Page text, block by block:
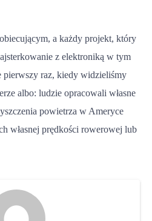
a każdy projekt, który
z elektroniką w tym
pierwszy raz, kiedy widzieliśmy
albo: ludzie opracowali własne
powietrza w Ameryce
własnej prędkości rowerowej lub